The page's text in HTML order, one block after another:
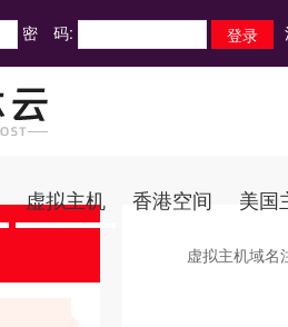
密 码:
虚拟主机 香港空间 美国
虚拟主机域名